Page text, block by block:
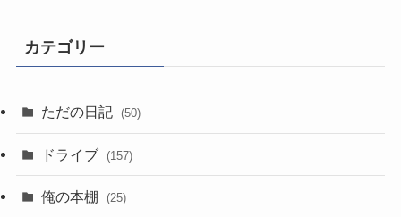
カテゴリー
ただの日記 (50)
ドライブ (157)
俺の本棚 (25)